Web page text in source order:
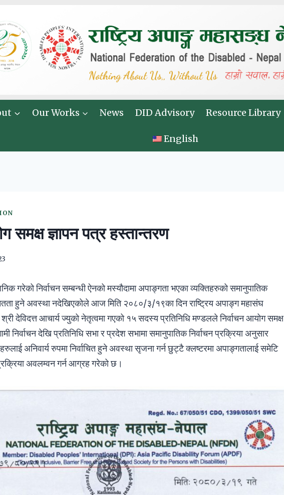
Our Works News DID Advisory Resource Library
English
समक्ष ज्ञापन पत्र हस्तान्तरण
गरेको निर्वाचन सम्बन्धी ऐनको मस्यौदामा अपाङ्गता भएका व्यक्तिहरुको समानुपातिक
हुने अवस्था नदेखिएकोले आज मिति २०८०/३/१९का दिन राष्ट्रिय अपाङ्ग महासंघ
देविदत्त आचार्य ज्युको नेतृत्वमा गएको १५ सदस्य प्रतिनिधि मण्डलले निर्वाचन आयोग समक्ष
निर्वाचन देखि प्रतिनिधि सभा र प्रदेश सभामा समानुपातिक निर्वाचन प्रक्रिया अनुसार
अनिवार्य रुपमा निर्वाचित हुने अवस्था सृजना गर्न छुट्टै क्लष्टरमा अपाङ्गतालाई समेटि
अवलम्वन गर्न आग्रह गरेको छ।